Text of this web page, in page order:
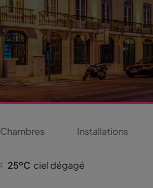
Chambres Installations
25ºC ciel dégagé